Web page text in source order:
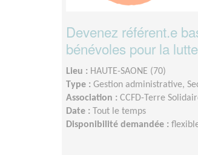
Devenez référent.e
bénévoles pour la
Lieu : HAUTE-SAONE (70)
Type : Gestion administrative,
Association : CCFD-Terre
Date :
Tout le temps
Disponibilité demandée :